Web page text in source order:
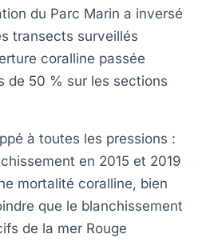
du Parc Marin a inversé
transects surveillés
coralline passée
de 50 % sur les sections
à toutes les pressions :
en 2015 et 2019
mortalité coralline, bien
que le blanchissement
de la mer Rouge